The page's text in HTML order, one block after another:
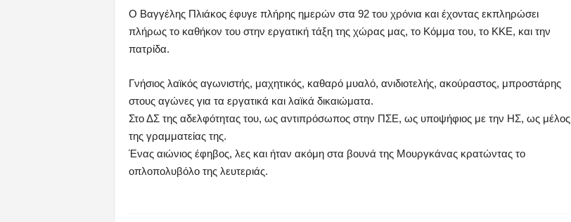
Ο Βαγγέλης Πλιάκος έφυγε πλήρης ημερών στα 92 του χρόνια και έχοντας εκπληρώσει
πλήρως το καθήκον του στην εργατική τάξη της χώρας μας, το Κόμμα του, το ΚΚΕ, και την
πατρίδα.
Γνήσιος λαϊκός αγωνιστής, μαχητικός, καθαρό μυαλό, ανιδιοτελής, ακούραστος, μπροστάρης
στους αγώνες για τα εργατικά και λαϊκά δικαιώματα.
Στο ΔΣ της αδελφότητας του, ως αντιπρόσωπος στην ΠΣΕ, ως υποψήφιος με την ΗΣ, ως μέλος
της γραμματείας της.
Ένας αιώνιος έφηβος, λες και ήταν ακόμη στα βουνά της Μουργκάνας κρατώντας το
οπλοπολυβόλο της λευτεριάς.